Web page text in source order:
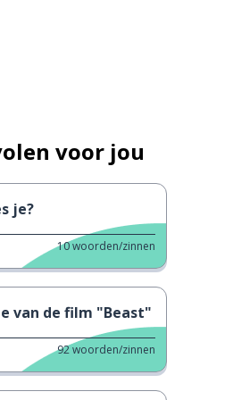
voor jou
je?
10woorden/zinnen
van de film "Beast"
92woorden/zinnen